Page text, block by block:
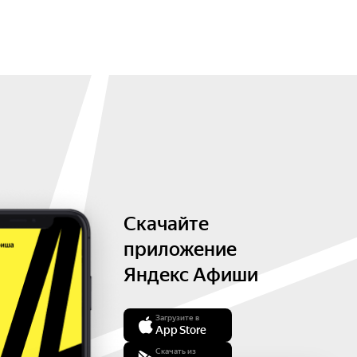
Скачайте
приложение
Яндекс Афиши
Загрузите в
App Store
Скачать из